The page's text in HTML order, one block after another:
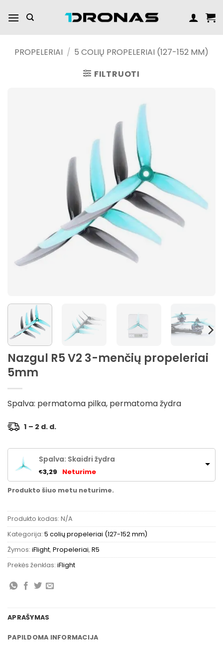
turinį
PROPELERIAI / 5 COLIŲ PROPELERIAI (127-152 MM)
FILTRUOTI
Nazgul R5 V2 3-menčių propeleriai
5mm
Spalva: permatoma pilka, permatoma žydra
1 – 2 d. d.
Spalva: Skaidri žydra
€3,29 Neturime
Produkto šiuo metu neturime.
Produkto kodas: N/A
Kategorija: 5 colių propeleriai (127-152 mm)
Žymos: iFlight, Propeleriai, R5
Prekės ženklas: iFlight
APRAŠYMAS
PAPILDOMA INFORMACIJA